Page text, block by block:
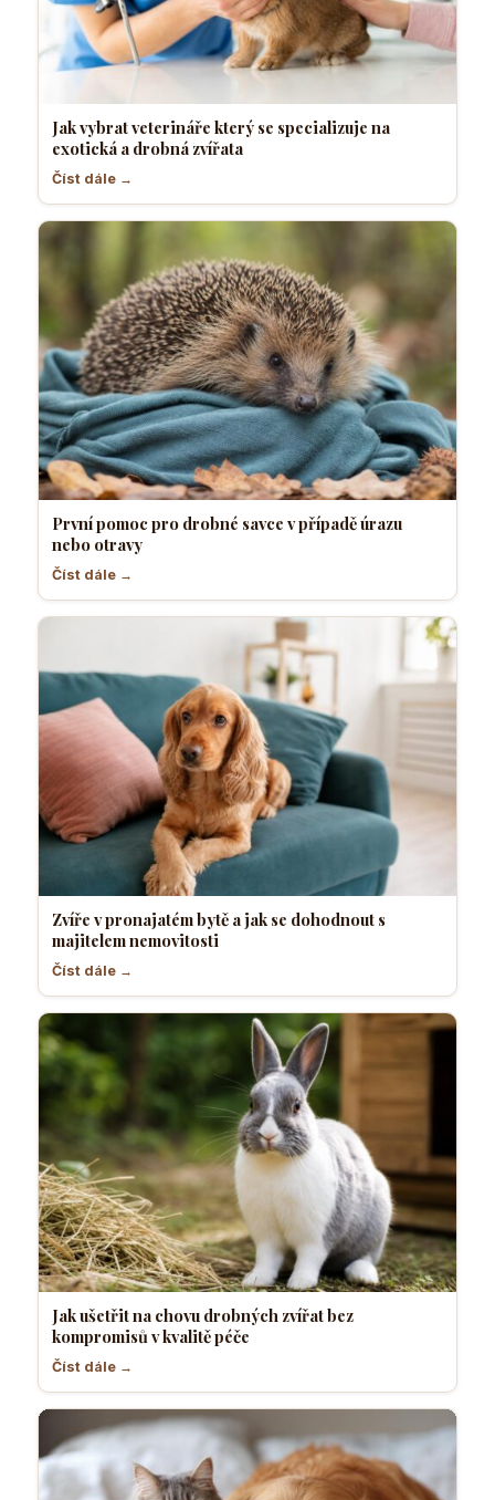
Jak vybrat veterináře který se specializuje na
exotická a drobná zvířata
Číst dále →
První pomoc pro drobné savce v případě úrazu
nebo otravy
Číst dále →
Zvíře v pronajatém bytě a jak se dohodnout s
majitelem nemovitosti
Číst dále →
Jak ušetřit na chovu drobných zvířat bez
kompromisů v kvalitě péče
Číst dále →